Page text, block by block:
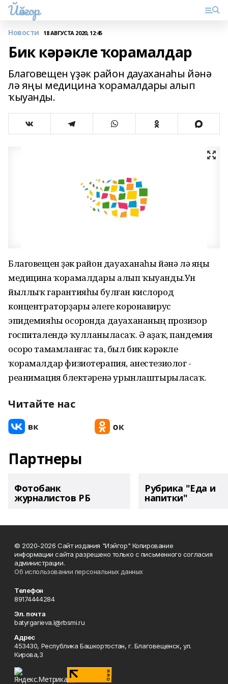
Йәйғор
Новости 18 АВГУСТА 2020, 12:45
Бик кәрәкле ҡорамалдар
Благовещен үҙәк район дауаханаһы йәнә
лә яңы медицина ҡорамалдары алып
ҡыуанды.
Благовещен үҙәк район дауаханаһы йәнә лә яңы
медицина ҡорамалдары алып ҡыуанды.Ун
йыллыҡ гарантияһы булған кислород
концентраторҙары әлеге коронавирус
эпидемияһы осоронда дауахананың прозизор
госпиталендә ҡулланыласаҡ. Ә аҙаҡ, пандемия
осоро тамамланғас та, был бик кәрәкле
ҡорамалдар физиотерапия, анестезиолог -
реанимация бүлектәренә урынлаштырыласаҡ.
Читайте нас
Партнеры
Фотобанк
журналистов РБ
Рубрика "Еда и
напитки"
© 2020-2026 Сайт издания "Иэйгор" Копирование
информации сайта разрешено только с письменного согласия
администрации.
Об использовании персональных данных
Телефон
89174444284
Эл. почта
batyrgarieva.l@rbsmi.ru
Адрес
453430, Республика Башкортостан, г. Благовещенск, ул.
Кирова,3